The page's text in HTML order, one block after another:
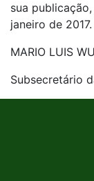
sua
janeiro de 2017.
MARIO LUIS
Subsecretário